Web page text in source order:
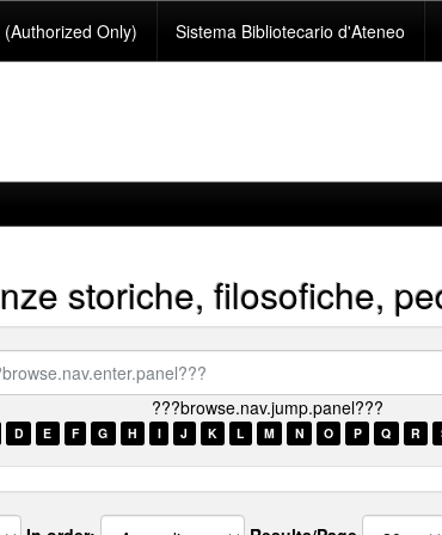
Only) Sistema Bibliotecario d'Ateneo
storiche, filosofiche,
???browse.nav.jump.panel???
D E F G H I J K L M N O P Q R